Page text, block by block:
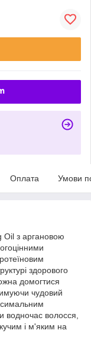
Оплата Умови
Oil з аргановою
здорового
домогтися
чудовий
водночас волосся,
і м'яким на